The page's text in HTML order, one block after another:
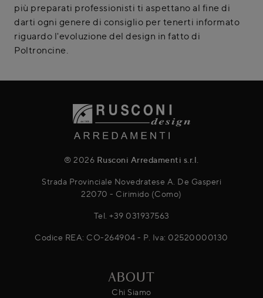
più preparati professionisti ti aspettano al fine di
darti ogni genere di consiglio per tenerti informato
riguardo l'evoluzione del design in fatto di
Poltroncine.
® 2026 Rusconi Arredamenti s.r.l.
Strada Provinciale Novedratese A. De Gasperi
22070 - Cirimido (Como)
Tel. +39 031937563
Codice REA: CO-264904 - P. Iva: 02520000130
ABOUT
Chi Siamo